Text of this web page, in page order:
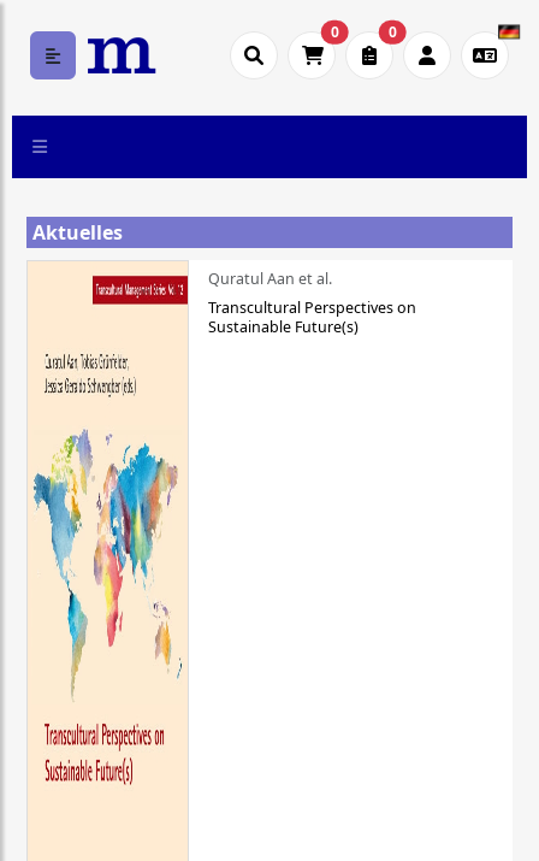
0 0
Aktuelles
Quratul Aan et al.
Transcultural Perspectives on
Sustainable Future(s)